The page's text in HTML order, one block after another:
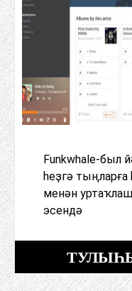
Funkwhale-был
һеҙгә
менән
эсендә